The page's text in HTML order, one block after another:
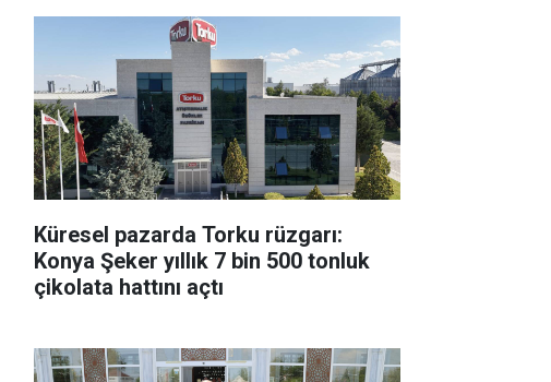
Küresel pazarda Torku rüzgarı:
Konya Şeker yıllık 7 bin 500 tonluk
çikolata hattını açtı